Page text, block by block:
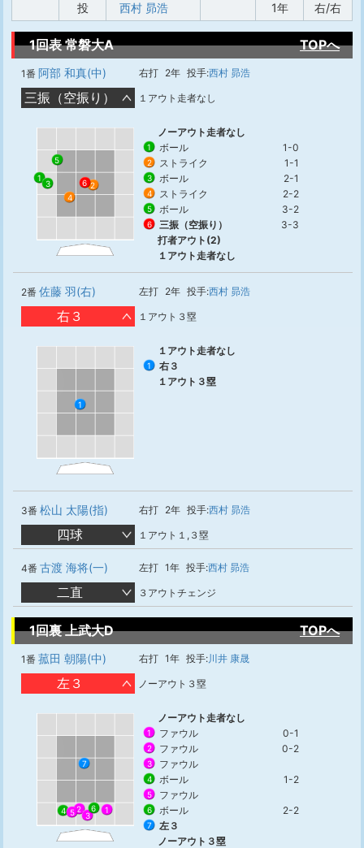
投
西村 昴浩 1年 右/右
1回表 常磐大A TOPへ
1番 阿部 和真(中) 右打 2年 投手:西村 昴浩
三振（空振り） １アウト走者なし
1
2
3
4
5
6
ノーアウト走者なし
1 ボール 1-0
2 ストライク 1-1
3 ボール 2-1
4 ストライク 2-2
5 ボール 3-2
6 三振（空振り）
3-3
打者アウト(2)
１アウト走者なし
2番 佐藤 羽(右) 左打 2年 投手:西村 昴浩
右３ １アウト３塁
1
１アウト走者なし
1
右３
１アウト３塁
3番 松山 太陽(指) 右打 2年 投手:西村 昴浩
四球 １アウト１,３塁
4番 古渡 海将(一) 左打 1年 投手:西村 昴浩
二直 ３アウトチェンジ
1回裏 上武大D TOPへ
1番 菰田 朝陽(中) 右打 1年 投手:川井 康晟
左３ ノーアウト３塁
1
2
3
4 5 6
7
ノーアウト走者なし
1 ファウル 0-1
2 ファウル 0-2
3 ファウル
4 ボール 1-2
5 ファウル
6 ボール 2-2
7
左３
ノーアウト３塁